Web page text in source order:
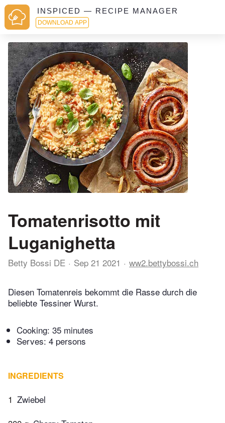
INSPICED — RECIPE MANAGER
DOWNLOAD APP
Tomatenrisotto mit
Luganighetta
Betty Bossi DE Sep 21 2021 ww2.bettybossi.ch
Diesen Tomatenreis bekommt die Rasse durch die
beliebte Tessiner Wurst.
Cooking: 35 minutes
Serves: 4 persons
INGREDIENTS
1 Zwiebel